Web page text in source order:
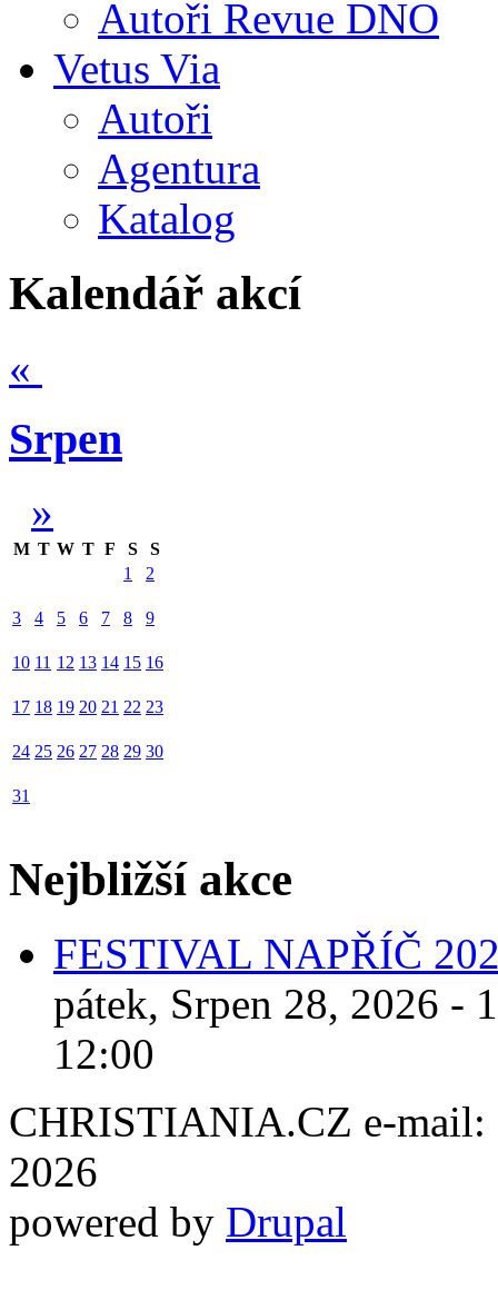
Autoři Revue DNO
Vetus Via
Autoři
Agentura
Katalog
Kalendář akcí
«
Srpen
»
M T W T F S
S
1
2
3 4 5 6 7 8 9
10 11 12 13 14 15 16
17 18 19 20 21 22 23
24 25 26 27 28 29 30
31
Nejbližší akce
FESTIVAL NAPŘÍČ
pátek, Srpen 28, 2026 -
12:00
CHRISTIANIA.CZ e-mail:
2026
powered by Drupal